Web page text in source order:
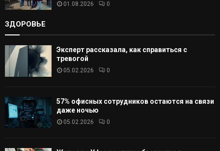
01.08.2026 0
ЗДОРОВЬЕ
Эксперт рассказала, как справиться с
тревогой
05.02.2026 0
57% офисных сотрудников остаются на связи
даже ночью
05.02.2026 0